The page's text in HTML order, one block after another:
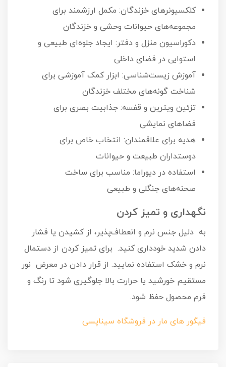
کلکسیونرهای خزندگان: مکمل ارزشمند برای
مجموعه‌های حیوانات وحشی و خزندگان
دکوراسیون منزل و دفتر: ایجاد جلوه‌ای طبیعی و
استوایی در فضای داخلی
آموزش زیست‌شناسی: ابزار کمک آموزشی برای
شناخت گونه‌های مختلف خزندگان
تزئین ویترین و قفسه: جذابیت بصری برای
فضاهای نمایشی
هدیه برای علاقمندان: انتخاب خاص برای
دوستداران طبیعت و حیوانات
استفاده در دیوراما: مناسب برای ساخت
صحنه‌های جنگلی و طبیعی
نگهداری و تمیز کردن
به دلیل جنس نرم و انعطاف‌پذیر، از کشیدن یا فشار
دادن شدید خودداری کنید. برای تمیز کردن از دستمال
نرم و خشک استفاده نمایید. از قرار دادن در معرض نور
مستقیم خورشید یا حرارت بالا جلوگیری شود تا رنگ و
فرم محصول حفظ شود.
فیگور های مار در فروشگاه سیناپسی